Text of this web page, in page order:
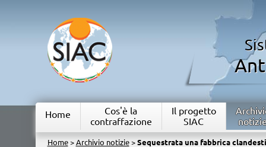
Home
Cos'è la
contraffazione
Il progetto
SIAC
Home> Archivio notizie> Sequestrata una fabbrica